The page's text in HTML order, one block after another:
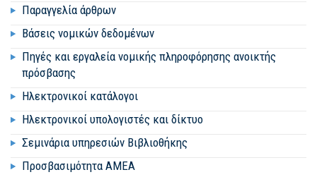
Παραγγελία άρθρων
Βάσεις νομικών δεδομένων
Πηγές και εργαλεία νομικής πληροφόρησης ανοικτής
πρόσβασης
Ηλεκτρονικοί κατάλογοι
Ηλεκτρονικοί υπολογιστές και δίκτυο
Σεμινάρια υπηρεσιών Βιβλιοθήκης
Προσβασιμότητα ΑΜΕΑ